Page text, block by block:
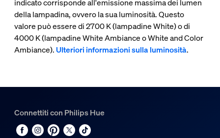
indicato corrisponde all'emissione massima dei lumen
della lampadina, ovvero la sua luminosità. Questo
valore può essere di 2700 K (lampadine White) o di
4000 K (lampadine White Ambiance o White and Color
Ambiance).Ulteriori informazioni sulla luminosità.
Connettiti con Philips Hue